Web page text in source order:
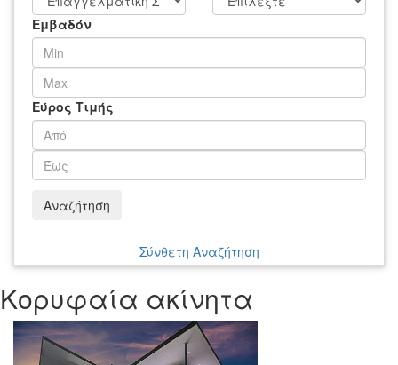
Εμβαδόν
Εύρος Τιμής
Αναζήτηση
Σύνθετη Αναζήτηση
Κορυφαία ακίνητα